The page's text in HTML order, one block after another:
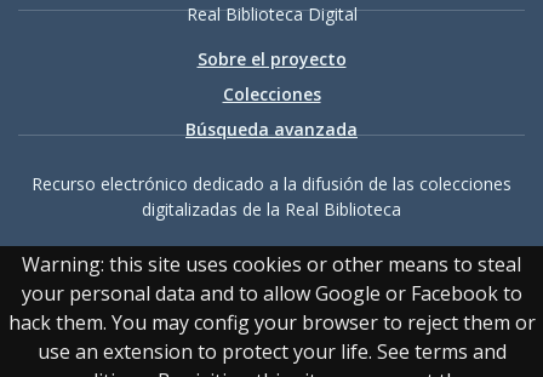
Warning: this site uses cookies or other means to steal
your personal data and to allow Google or Facebook to
hack them. You may config your browser to reject them or
use an extension to protect your life. See terms and
Real Biblioteca Digital
Sobre el proyecto
Colecciones
Búsqueda avanzada
Recurso electrónico dedicado a la difusión de las colecciones
digitalizadas de la Real Biblioteca